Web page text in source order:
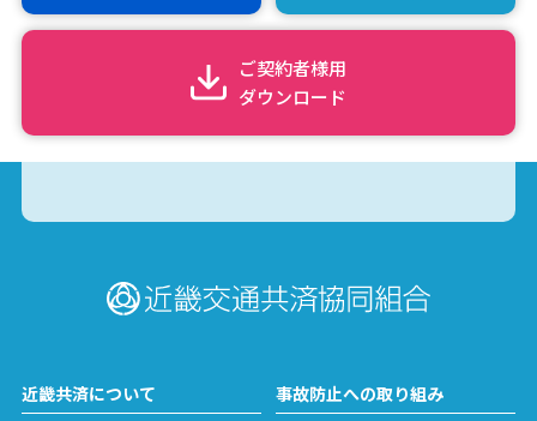
ご契約者様用
ダウンロード
近畿共済について 事故防止への取り組み